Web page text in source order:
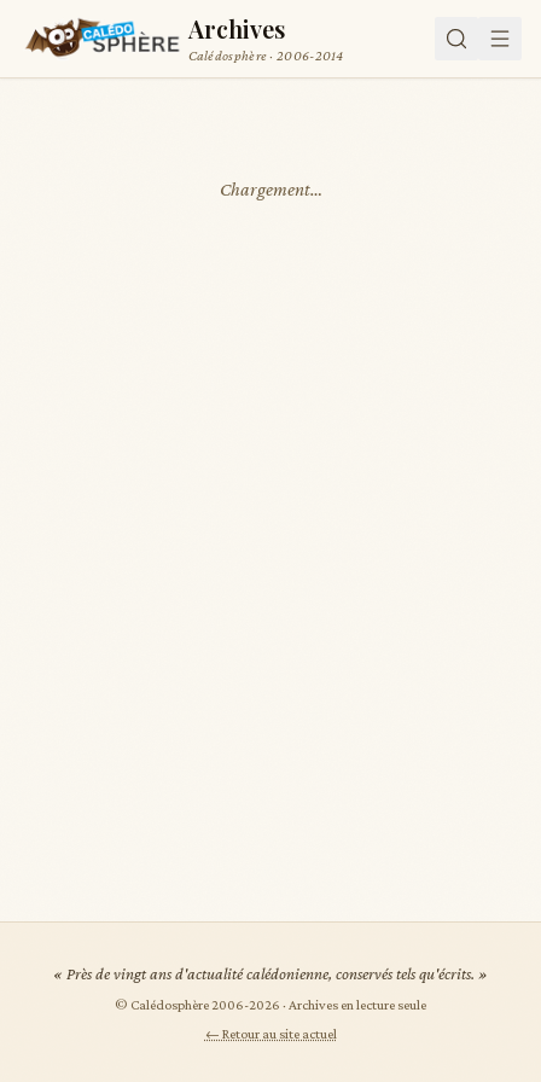
Archives
Calédosphère · 2006-2014
Chargement…
« Près de vingt ans d'actualité calédonienne, conservés tels qu'écrits. »
© Calédosphère 2006-2026 · Archives en lecture seule
← Retour au site actuel